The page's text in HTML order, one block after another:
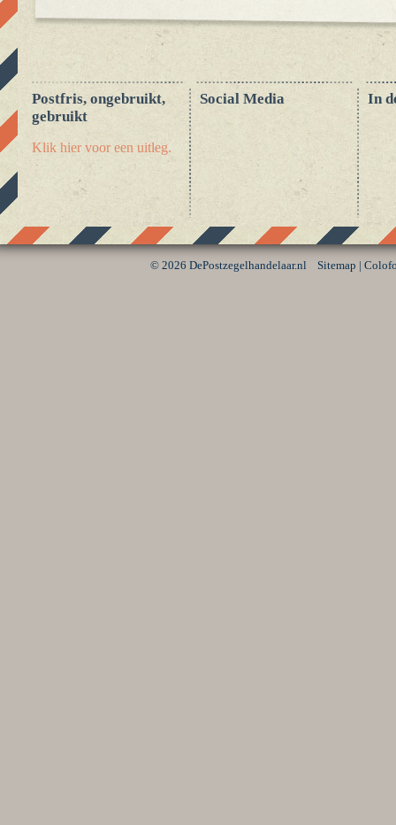
Postfris, ongebruikt,
gebruikt
Klik hier voor een uitleg.
Social Media In
© 2026 DePostzegelhandelaar.nlSitemap |